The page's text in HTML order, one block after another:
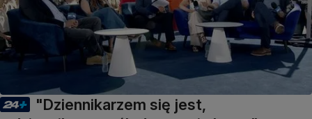
"Dziennikarzem się jest,